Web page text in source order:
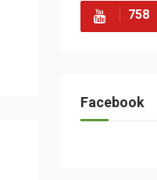
758
Facebook